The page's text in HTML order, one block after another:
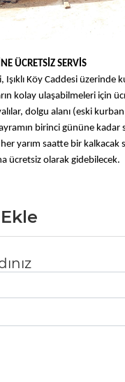
ÜCRETSİZ SERVİS
Işıklı Köy Caddesi üzerinde
kolay ulaşabilmeleri için
dolgu alanı (eski kurban
birinci gününe kadar
yarım saatte bir kalkacak
ücretsiz olarak gidebilecek.